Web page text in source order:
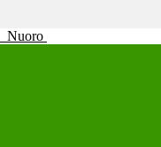
Nuoro